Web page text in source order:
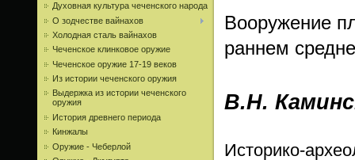
Духовная культура чеченского народа
О зодчестве вайнахов
Холодная сталь вайнахов
Чеченское клинковое оружие
Чеченское оружие 17-19 веков
Из истории чеченского оружия
Выдержка из истории чеченского
оружия
История древнего периода
Кинжалы
Оружие - Чеберлой
Вооружение
раннем
В.Н.
Историко-